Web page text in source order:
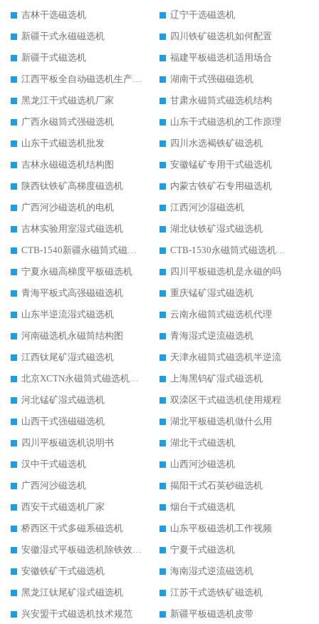
吉林干选磁选机
辽宁干选磁选机
新疆干式永磁磁选机
四川铁矿磁选机如何配置
新疆干式磁选机
福建平板磁选机适用场合
江西平板全自动磁选机生产厂家
湖南干式强磁磁选机
黑龙江干式磁选机厂家
甘肃永磁筒式磁选机结构
广西永磁筒式强磁选机
山东干式磁选机的工作原理
山东干式磁选机批发
四川水选褐铁矿磁选机
吉林永磁磁选机结构图
安徽锰矿专用干式磁选机
陕西钛铁矿高梯度磁选机
内蒙古铁矿石专用磁选机
广西河沙磁选机的电机
江西河沙湿磁选机
吉林实验用室湿式磁选机
湖北钛铁矿湿式磁选机
CTB-1540新疆永磁筒式磁选机
CTB-1530永磁筒式磁选机代理商
宁夏永磁高梯度平板磁选机
四川平板磁选机是永磁的吗
青海平板式高强磁磁选机
重庆锰矿湿式磁选机
山东半逆流湿式磁选机
云南永磁筒式磁选机代理
河南磁选机永磁筒结构图
青海湿式逆流磁选机
江西钛尾矿湿式磁选机
天津永磁筒式磁选机半逆流
北京XCTN永磁筒式磁选机磁块位置
上海黑钨矿湿式磁选机
河北锰矿湿式磁选机
双滦区干式磁选机使用规程
山西干式强磁磁选机
湖北平板磁选机做什么用
四川平板磁选机说明书
湖北干式磁选机
汉中干式磁选机
山西河沙磁选机
广西河沙磁选机
揭阳干式石英砂磁选机
西安干式磁选机厂家
烟台干式磁选机
桥西区干式多磁系磁选机
山东平板磁选机工作视频
安徽湿式平板磁选机除铁效果怎么样
宁夏干式磁选机
安徽铁矿干式磁选机
海南湿式逆流磁选机
黑龙江钛尾矿湿式磁选机
江苏干式选铁矿磁选机
兴安盟干式磁选机技术规范
新疆平板磁选机皮带